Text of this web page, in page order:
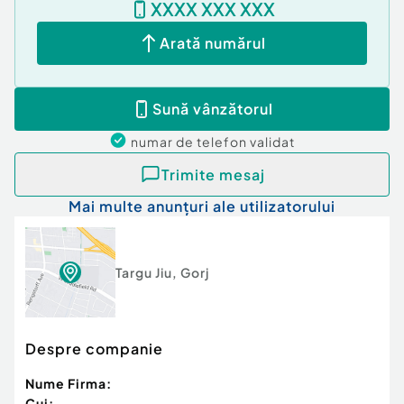
XXXX XXX XXX
Arată numărul
Sună vânzătorul
numar de telefon validat
Trimite mesaj
Mai multe anunțuri ale utilizatorului
Targu Jiu, Gorj
Despre companie
Nume Firma: